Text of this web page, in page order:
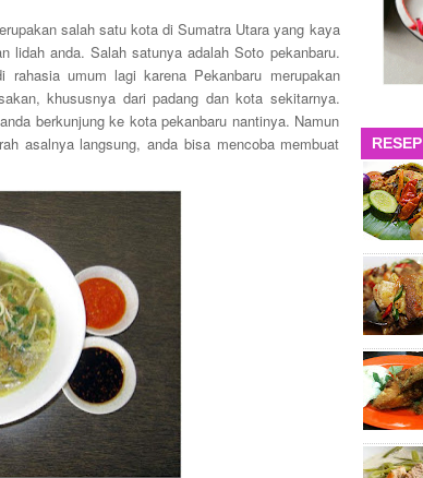
salah satu kota di Sumatra Utara yang kaya
lidah anda. Salah satunya adalah Soto pekanbaru.
rahasia umum lagi karena Pekanbaru merupakan
khususnya dari padang dan kota sekitarnya.
berkunjung ke kota pekanbaru nantinya. Namun
asalnya langsung, anda bisa mencoba membuat